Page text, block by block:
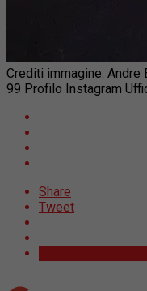
Crediti immagine: Andre
99 Profilo Instagram
Share
Tweet